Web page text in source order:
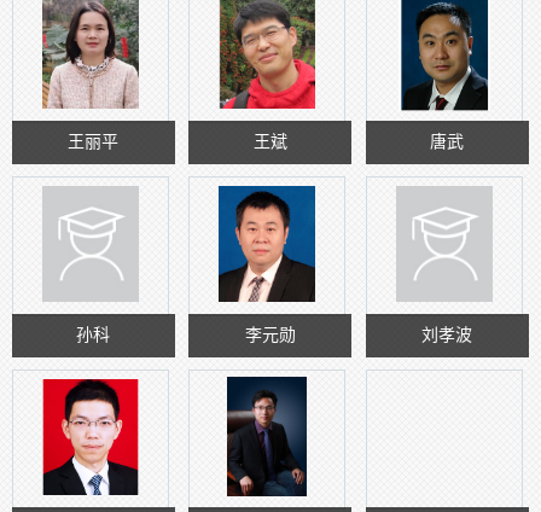
王丽平 王斌 唐武
孙科 李元勋 刘孝波